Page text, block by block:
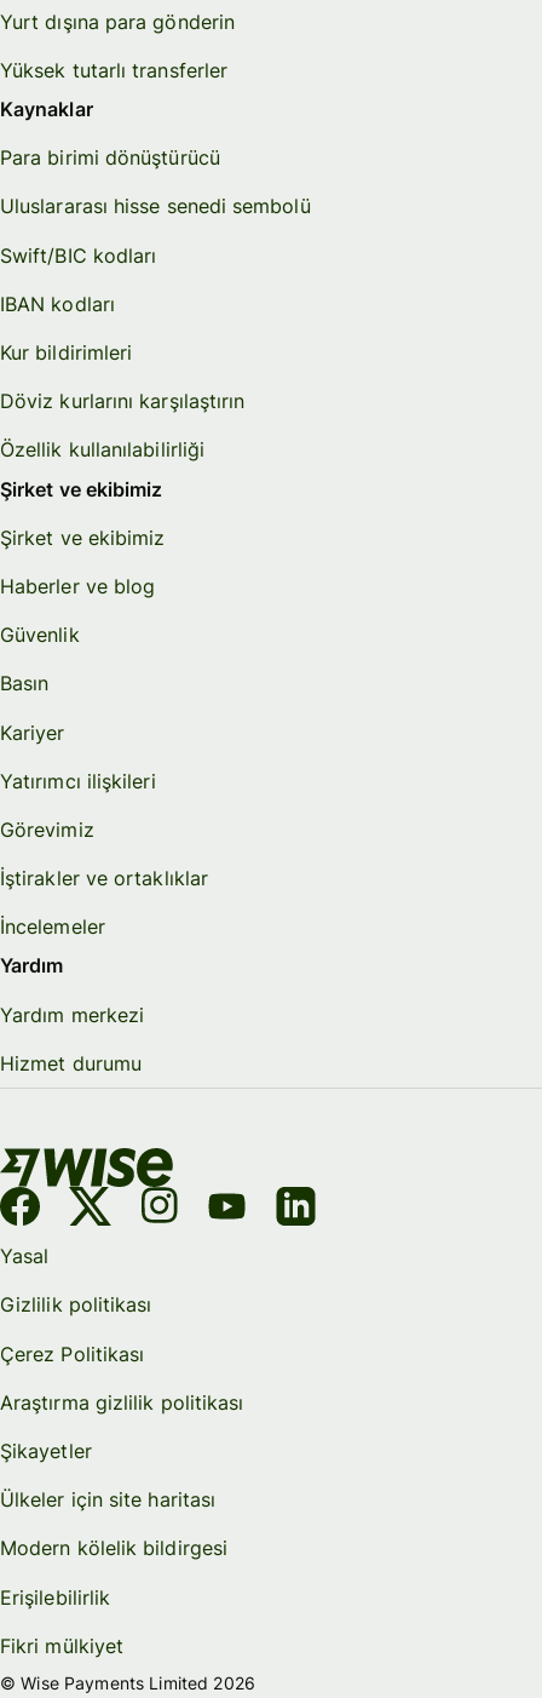
Yurt dışına para gönderin
Yüksek tutarlı transferler
Kaynaklar
Para birimi dönüştürücü
Uluslararası hisse senedi sembolü
Swift/BIC kodları
IBAN kodları
Kur bildirimleri
Döviz kurlarını karşılaştırın
Özellik kullanılabilirliği
Şirket ve ekibimiz
Şirket ve ekibimiz
Haberler ve blog
Güvenlik
Basın
Kariyer
Yatırımcı ilişkileri
Görevimiz
İştirakler ve ortaklıklar
İncelemeler
Yardım
Yardım merkezi
Hizmet durumu
Yasal
Gizlilik politikası
Çerez Politikası
Araştırma gizlilik politikası
Şikayetler
Ülkeler için site haritası
Modern kölelik bildirgesi
Erişilebilirlik
Fikri mülkiyet
© Wise Payments Limited 2026